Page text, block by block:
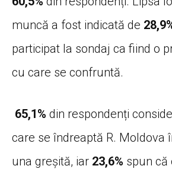
muncă a fost indicată de
participat la sondaj ca fiind o
cu care se confruntă.
65,1% din respondenți
care se îndreaptă R. Moldova
una greșită, iar 23,6% spun că